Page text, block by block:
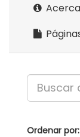
Ordenar por